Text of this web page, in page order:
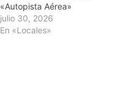
«Autopista Aérea»
julio 30, 2026
En «Locales»